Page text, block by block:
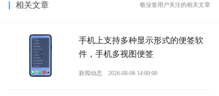
相关文章 敬业签用户关注的相关文章
手机上支持多种显示形式的便签软
件，手机多视图便签
新闻动态 2026-08-06 14:00:00